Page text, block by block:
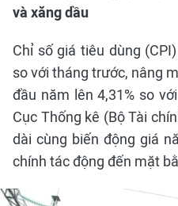
và xăng dầu
Chỉ số giá tiêu dùng
so với tháng trước, nâng
đầu năm lên 4,31% so
Cục Thống kê (Bộ Tài
dài cùng biến động giá
chính tác động đến mặt